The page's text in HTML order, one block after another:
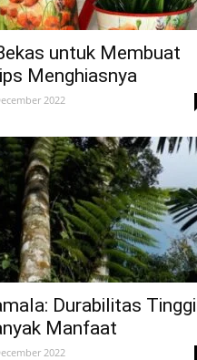
Vinyl
Kering,
Kuat
&
untuk Membuat
Menghiasnya
2022
Durabilitas Tinggi
Manfaat
2022